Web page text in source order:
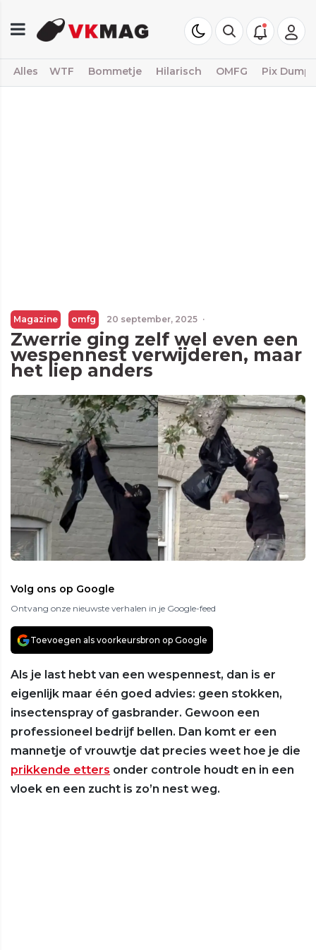
Alles WTF Bommetje Hilarisch OMFG Pix Dump
Magazine omfg 20 september, 2025 ·
Zwerrie ging zelf wel even een
wespennest verwijderen, maar
het liep anders
Volg ons op Google
Ontvang onze nieuwste verhalen in je Google-feed
Toevoegen als voorkeursbron op Google
Als je last hebt van een wespennest, dan is er
eigenlijk maar één goed advies: geen stokken,
insectenspray of gasbrander. Gewoon een
professioneel bedrijf bellen. Dan komt er een
mannetje of vrouwtje dat precies weet hoe je die
prikkende etters onder controle houdt en in een
vloek en een zucht is zo’n nest weg.